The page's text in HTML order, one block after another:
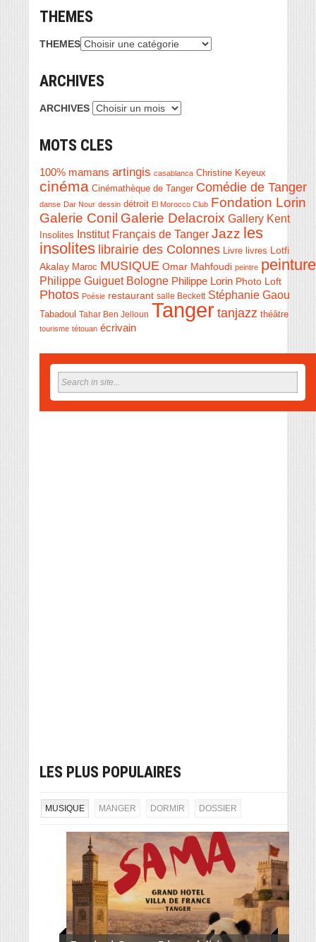
THEMES
THEMES
ARCHIVES
ARCHIVES
MOTS CLES
100% mamans artingis casablanca Christine Keyeux
cinéma Cinémathèque de Tanger Comédie de Tanger
danse Dar Nour dessin détroit El Morocco Club Fondation Lorin
Galerie Conil Galerie Delacroix Gallery Kent
Insolites Institut Français de Tanger Jazz les
insolites librairie des Colonnes Livre livres Lotfi
Akalay Maroc MUSIQUE Omar Mahfoudi peintre peinture
Philippe Guiguet Bologne Philippe Lorin Photo Loft
Photos Poésie restaurant salle Beckett Stéphanie Gaou
Tabadoul Tahar Ben Jelloun Tanger tanjazz théâtre
tourisme tétouan écrivain
LES PLUS POPULAIRES
MUSIQUE MANGER DORMIR DOSSIER